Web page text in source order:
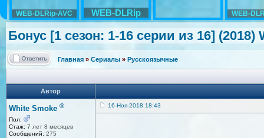
WEB-DLRip-AVC WEB-DLRip WEB-
Бонус [1 сезон: 1-16 серии из 16] (2018)
Главная » Сериалы » Русскоязычные
Автор
White Smoke ®
Пол:
Стаж: 7 лет 8 месяцев
Сообщений: 275
16-Ноя-2018 18:43